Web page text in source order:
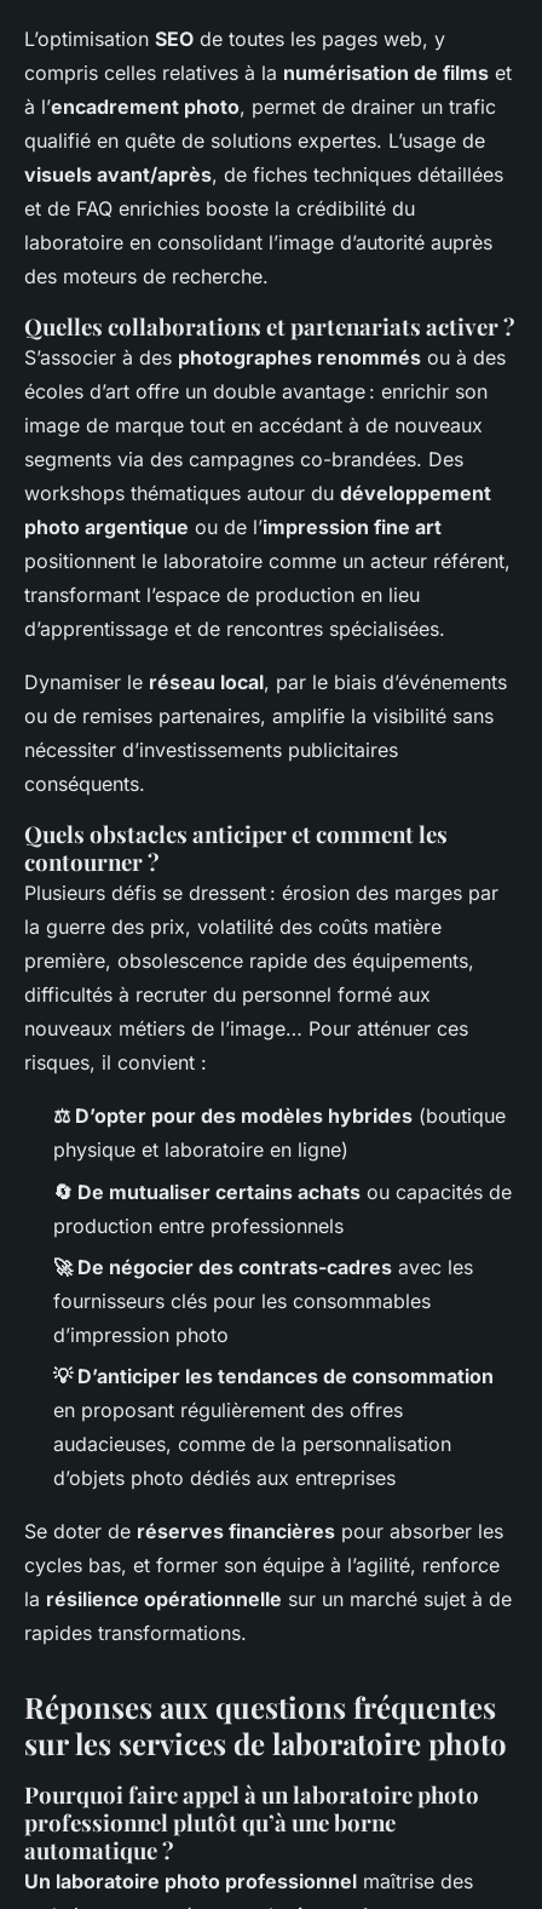
L’optimisation SEO de toutes les pages web, y
compris celles relatives à la numérisation de films et
à l’encadrement photo, permet de drainer un trafic
qualifié en quête de solutions expertes. L’usage de
visuels avant/après, de fiches techniques détaillées
et de FAQ enrichies booste la crédibilité du
laboratoire en consolidant l’image d’autorité auprès
des moteurs de recherche.
Quelles collaborations et partenariats activer ?
S’associer à des photographes renommés ou à des
écoles d’art offre un double avantage : enrichir son
image de marque tout en accédant à de nouveaux
segments via des campagnes co-brandées. Des
workshops thématiques autour du développement
photo argentique ou de l’impression fine art
positionnent le laboratoire comme un acteur référent,
transformant l’espace de production en lieu
d’apprentissage et de rencontres spécialisées.
Dynamiser le réseau local, par le biais d’événements
ou de remises partenaires, amplifie la visibilité sans
nécessiter d’investissements publicitaires
conséquents.
Quels obstacles anticiper et comment les
contourner ?
Plusieurs défis se dressent : érosion des marges par
la guerre des prix, volatilité des coûts matière
première, obsolescence rapide des équipements,
difficultés à recruter du personnel formé aux
nouveaux métiers de l’image… Pour atténuer ces
risques, il convient :
⚖️ D’opter pour des modèles hybrides (boutique
physique et laboratoire en ligne)
🔄 De mutualiser certains achats ou capacités de
production entre professionnels
🚀 De négocier des contrats-cadres avec les
fournisseurs clés pour les consommables
d’impression photo
💡 D’anticiper les tendances de consommation
en proposant régulièrement des offres
audacieuses, comme de la personnalisation
d’objets photo dédiés aux entreprises
Se doter de réserves financières pour absorber les
cycles bas, et former son équipe à l’agilité, renforce
la résilience opérationnelle sur un marché sujet à de
rapides transformations.
Réponses aux questions fréquentes
sur les services de laboratoire photo
Pourquoi faire appel à un laboratoire photo
professionnel plutôt qu’à une borne
automatique ?
Un laboratoire photo professionnel maîtrise des